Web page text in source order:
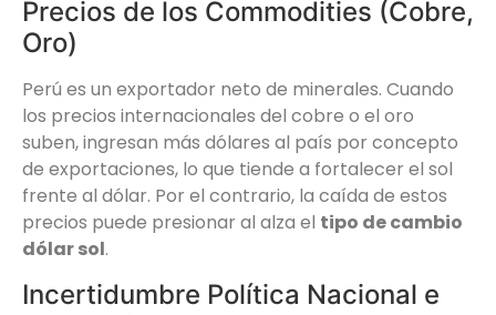
Precios de los Commodities (Cobre,
Oro)
Perú es un exportador neto de minerales. Cuando
los precios internacionales del cobre o el oro
suben, ingresan más dólares al país por concepto
de exportaciones, lo que tiende a fortalecer el sol
frente al dólar. Por el contrario, la caída de estos
precios puede presionar al alza el tipo de cambio
dólar sol.
Incertidumbre Política Nacional e